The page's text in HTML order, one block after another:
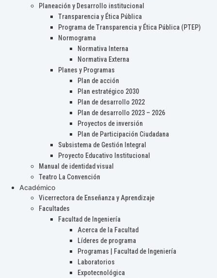
Planeación y Desarrollo institucional
Transparencia y Ética Pública
Programa de Transparencia y Ética Pública (PTEP)
Normograma
Normativa Interna
Normativa Externa
Planes y Programas
Plan de acción
Plan estratégico 2030
Plan de desarrollo 2022
Plan de desarrollo 2023 – 2026
Proyectos de inversión
Plan de Participación Ciudadana
Subsistema de Gestión Integral
Proyecto Educativo Institucional
Manual de identidad visual
Teatro La Convención
Académico
Vicerrectora de Enseñanza y Aprendizaje
Facultades
Facultad de Ingeniería
Acerca de la Facultad
Líderes de programa
Programas | Facultad de Ingeniería
Laboratorios
Expotecnológica